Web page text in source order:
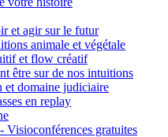
et agir sur le futur
animale et végétale
et flow créatif
être sur de nos intuitions
domaine judiciaire
en replay
Visioconférences gratuites